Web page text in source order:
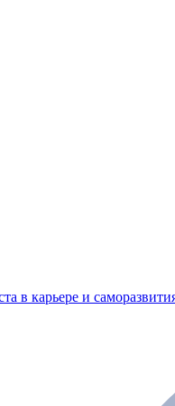
в карьере и